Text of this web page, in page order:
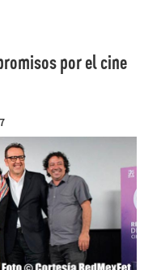
por el cine